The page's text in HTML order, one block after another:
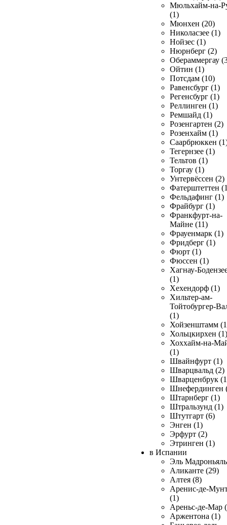
Мюльхайм-на-
(1)
Мюнхен (20)
Николасзее (1)
Нойзес (1)
Нюрнберг (2)
Обераммергау
Ойтин (1)
Потсдам (10)
Равенсбург (1)
Регенсбург (1)
Реллинген (1)
Ремшайд (1)
Розенгартен (2)
Розенхайм (1)
Саарбрюккен
Тегернзее (1)
Тельтов (1)
Торгау (1)
Унтервёссен (2)
Фатерштеттен
Фельдафинг (1)
Фрайбург (1)
Франкфурт-на-
Майне (11)
Фрауенмарк (1)
Фридберг (1)
Фюрт (1)
Фюссен (1)
Хагнау-
(1)
Хехендорф (1)
Хильтер-ам-
Тойтобургер-
(1)
Хойзенштамм
Хольцкирхен (1)
Хоххайм-на-
(1)
Швайнфурт (1)
Шварцвальд (2)
Шварценбрук
Шнефердинген
Штарнберг (1)
Штральзунд (1)
Штутгарт (6)
Энген (1)
Эрфурт (2)
Этринген (1)
в Испании
Эль
Аликанте (29)
Алтея (8)
Аренис-де-
(1)
Ареньс-де-Мар
Аржентона (1)